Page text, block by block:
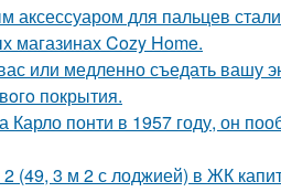
аксессуаром для пальцев
магазинах Cozy Home.
или медленно съедать вашу
покрытия.
Карло понти в 1957 году, он
(49, 3 м 2 с лоджией) в ЖК